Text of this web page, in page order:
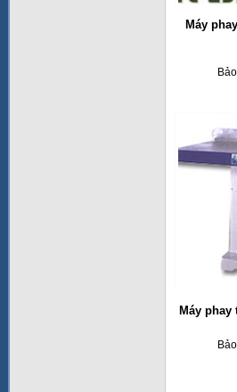
Máy
Máy phay